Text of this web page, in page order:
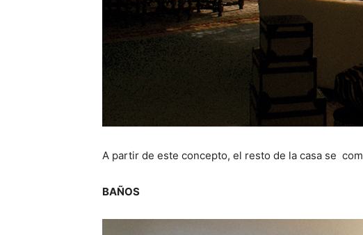
A partir de este concepto, el resto de la casa se
BAÑOS